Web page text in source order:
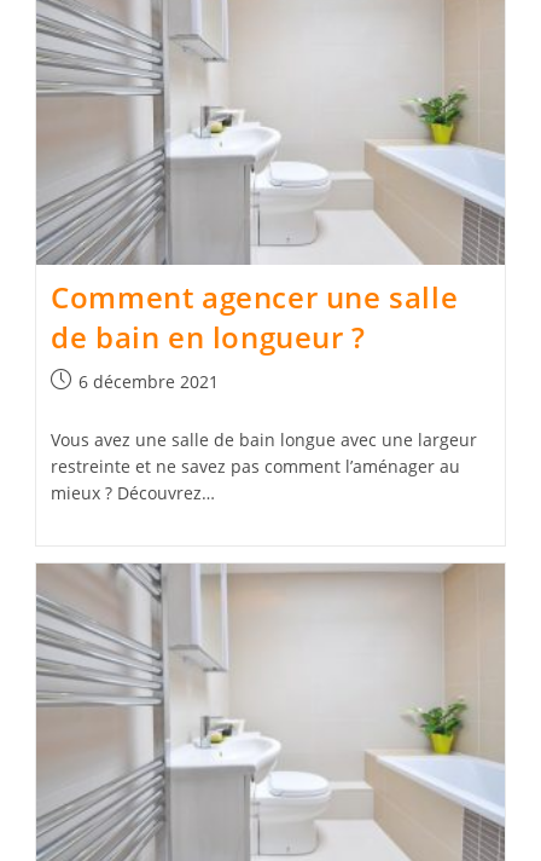
Comment agencer une salle
de bain en longueur ?
Publication
6 décembre 2021
Vous avez une salle de bain longue avec une largeur
restreinte et ne savez pas comment l’aménager au
mieux ? Découvrez…